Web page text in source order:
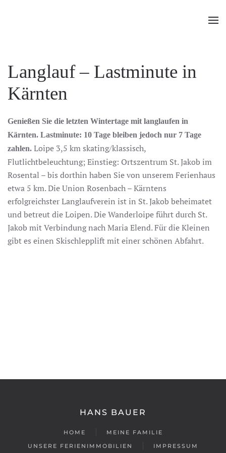
Langlauf – Lastminute in
Kärnten
Genießen Sie die letzten Wintertage mit langlaufen in
Kärnten. Lastminute: 10 Tage bleiben jedoch nur 7 Tage
zahlen. Loipe 3,5 km skating/klassisch,
Flutlichtbeleuchtung; Einstieg: Ortszentrum St. Jakob im
Rosental – bis dorthin haben Sie von unserem Ferienhaus
etwa 5 km. Die Union Rosenbach – Kärntens
erfolgreichster Langlaufverein ist in St. Jakob beheimatet
und betreut die Loipen. Die Wanderloipe führt durch St.
Jakob mit Verbindung nach Maria Elend. Für die Kleinen
gibt es einen Skischlepplift mit einer schönen Abfahrt.
HANS BAUER
HOME
MEINE FAMILIE
UNSERE FERIENIMMOBILIEN
IMPRESSUM